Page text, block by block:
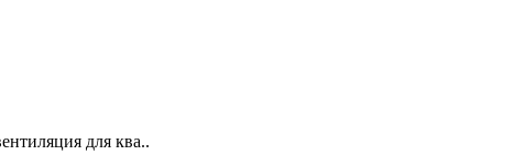
для ква..